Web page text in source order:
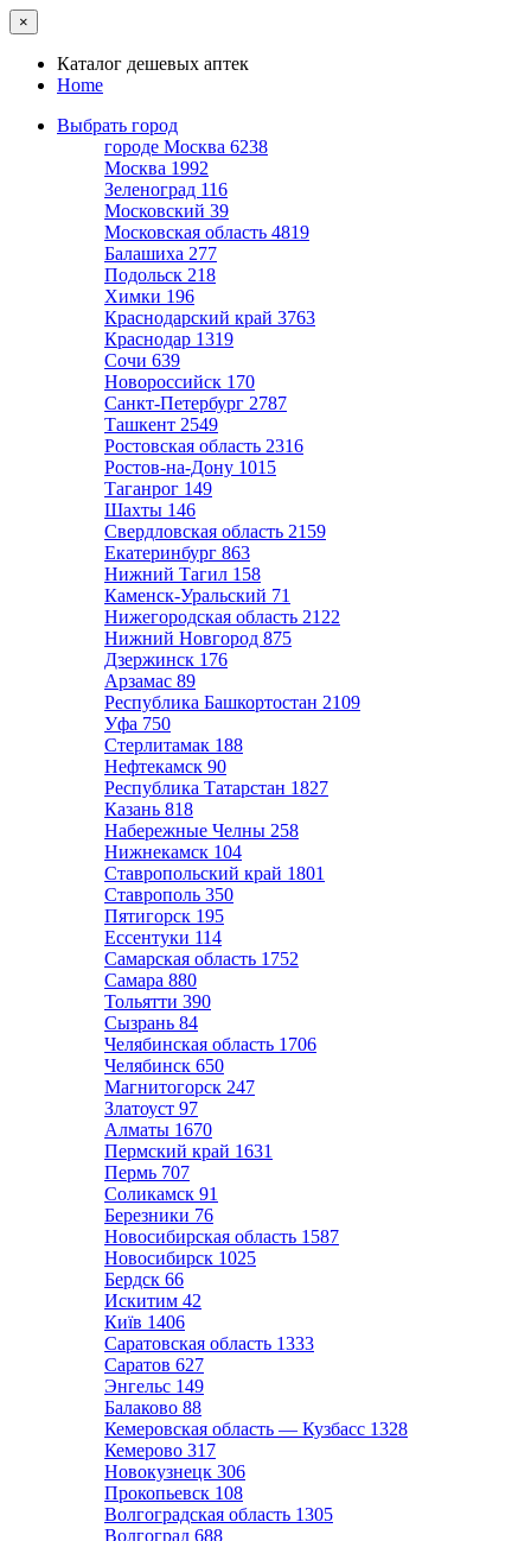
×
Каталог дешевых аптек
Home
Выбрать город
городе Москва 6238
Москва 1992
Зеленоград 116
Московский 39
Московская область 4819
Балашиха 277
Подольск 218
Химки 196
Краснодарский край 3763
Краснодар 1319
Сочи 639
Новороссийск 170
Санкт-Петербург 2787
Ташкент 2549
Ростовская область 2316
Ростов-на-Дону 1015
Таганрог 149
Шахты 146
Свердловская область 2159
Екатеринбург 863
Нижний Тагил 158
Каменск-Уральский 71
Нижегородская область 2122
Нижний Новгород 875
Дзержинск 176
Арзамас 89
Республика Башкортостан 2109
Уфа 750
Стерлитамак 188
Нефтекамск 90
Республика Татарстан 1827
Казань 818
Набережные Челны 258
Нижнекамск 104
Ставропольский край 1801
Ставрополь 350
Пятигорск 195
Ессентуки 114
Самарская область 1752
Самара 880
Тольятти 390
Сызрань 84
Челябинская область 1706
Челябинск 650
Магнитогорск 247
Златоуст 97
Алматы 1670
Пермский край 1631
Пермь 707
Соликамск 91
Березники 76
Новосибирская область 1587
Новосибирск 1025
Бердск 66
Искитим 42
Київ 1406
Саратовская область 1333
Саратов 627
Энгельс 149
Балаково 88
Кемеровская область — Кузбасс 1328
Кемерово 317
Новокузнецк 306
Прокопьевск 108
Волгоградская область 1305
Волгоград 688